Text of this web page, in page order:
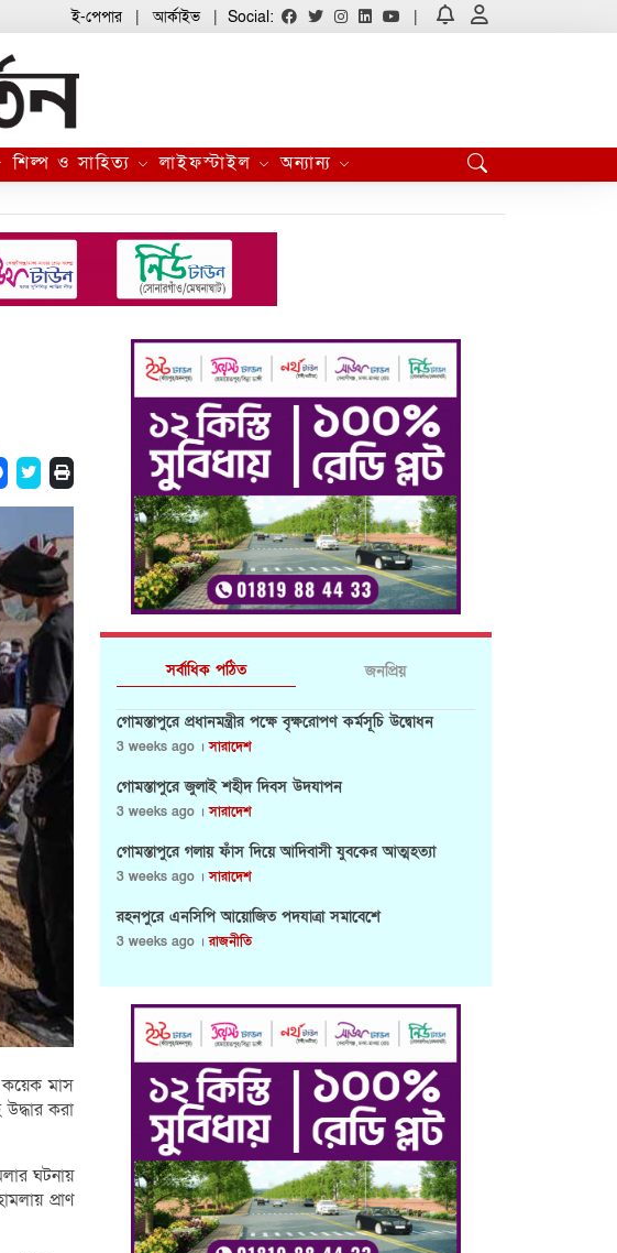
ই-পেপার আর্কাইভ Social:
শিল্প ও সাহিত্য লাইফস্টাইল অন্যান্য
কয়েক মাস
করা
ঘটনায়
প্রাণ
সর্বাধিক পঠিত জনপ্রিয়
গোমস্তাপুরে প্রধানমন্ত্রীর পক্ষে বৃক্ষরোপণ কর্মসূচি উদ্বোধন
3 weeks ago ।সারাদেশ
গোমস্তাপুরে জুলাই শহীদ দিবস উদযাপন
3 weeks ago ।সারাদেশ
গোমস্তাপুরে গলায় ফাঁস দিয়ে আদিবাসী যুবকের আত্মহত্যা
3 weeks ago ।সারাদেশ
রহনপুরে এনসিপি আয়োজিত পদযাত্রা সমাবেশে
3 weeks ago ।রাজনীতি